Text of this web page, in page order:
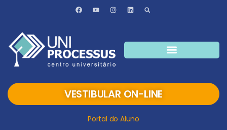
VESTIBULAR ON-LINE
Portal do Aluno